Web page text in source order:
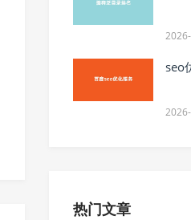
seo
热门文章